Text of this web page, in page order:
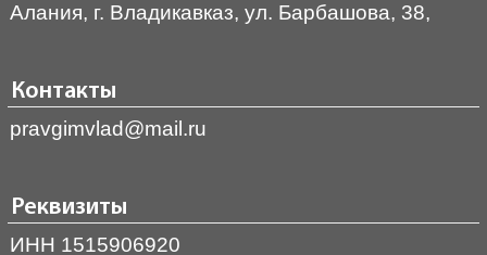
Алания, г. Владикавказ, ул. Барбашова, 38,
Контакты
pravgimvlad@mail.ru
Реквизиты
ИНН 1515906920